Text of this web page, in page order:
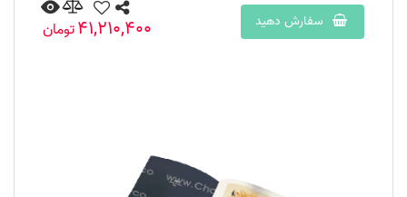
سفارش دهید
41,210,400تومان